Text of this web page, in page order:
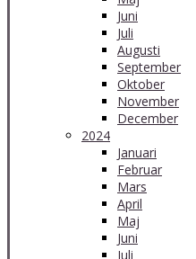
Juni
Juli
Augusti
September
Oktober
November
December
2024
Januari
Februar
Mars
April
Maj
Juni
Juli